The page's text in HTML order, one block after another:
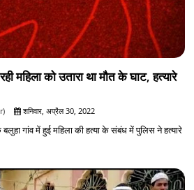
महिला को उतारा था मौत के घाट, हत्यारे
शनिवार, अप्रैल 30, 2022
गांव में हुई महिला की हत्या के संबंध में पुलिस ने हत्यारे